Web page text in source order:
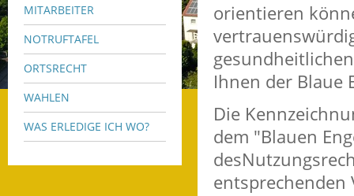
MITARBEITER
NOTRUFTAFEL
ORTSRECHT
WAHLEN
WAS ERLEDIGE ICH WO?
orientieren
Ihnen der Blaue
Die
dem "Blauen
entsprechenden